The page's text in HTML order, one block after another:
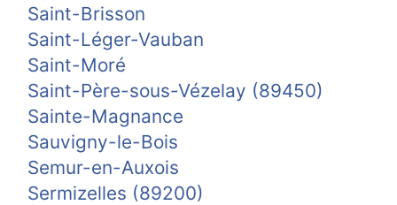
Saint-Brisson
Saint-Léger-Vauban
Saint-Moré
Saint-Père-sous-Vézelay (89450)
Sainte-Magnance
Sauvigny-le-Bois
Semur-en-Auxois
Sermizelles (89200)